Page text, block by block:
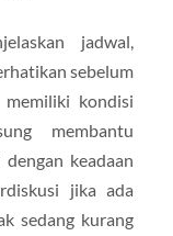
jadwal,
sebelum
kondisi
membantu
keadaan
jika ada
sedang kurang